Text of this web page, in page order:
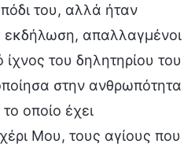
του, αλλά ήταν
εκδήλωση, απαλλαγμένοι
του δηλητηρίου του
στην ανθρωπότητα
οποίο έχει
Μου, τους αγίους που